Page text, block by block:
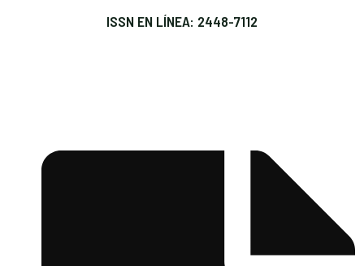
ISSN EN LÍNEA: 2448-7112